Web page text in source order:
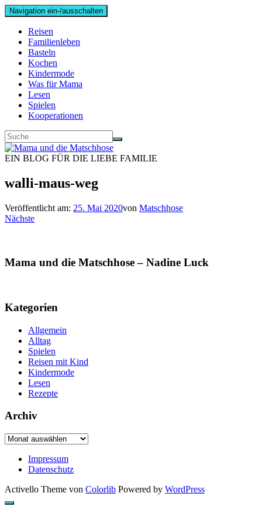
Navigation ein-/ausschalten
Reisen
Familienleben
Basteln
Kochen
Kindermode
Was für Mama
Lesen
Spielen
Kooperationen
EIN BLOG FÜR DIE LIEBE FAMILIE
walli-maus-weg
Veröffentlicht am: 25. Mai 2020von Matschhose
Nächste
Mama und die Matschhose – Nadine Luck
Kategorien
Allgemein
Alltag
Spielen
Reisen mit Kind
Kindermode
Lesen
Rezepte
Archiv
Archiv
Impressum
Datenschutz
Activello Theme von Colorlib Powered by WordPress